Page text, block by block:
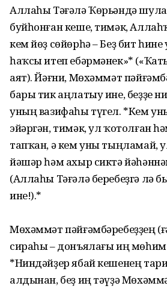
Аллаһы Тәғәлә Ҡөрьәндә
буйһонған кеше, тимәк,
кем йөҙ сөйөрһә – Беҙ бит һине
һаҡсы итеп ебәрмәнек»*
аят). Йәғни, Мөхәммәт
бары тик аңлатыу ине, беҙҙе
уның вазифаһы түгел. *Кем
эйәргән, тимәк, ул ҡотолған
тапҡан, ә кем уны тыңламай,
йәшәр һәм ахыр сиктә
(Аллаһы Тәғәлә беребеҙгә лә
ине!).*
Мөхәммәт пәйғәмбәребеҙҙең
сираһы – донъялағы иң мөһим
*Ниндәйҙер ябай кешенең
алдынан, беҙ иң тәүҙә